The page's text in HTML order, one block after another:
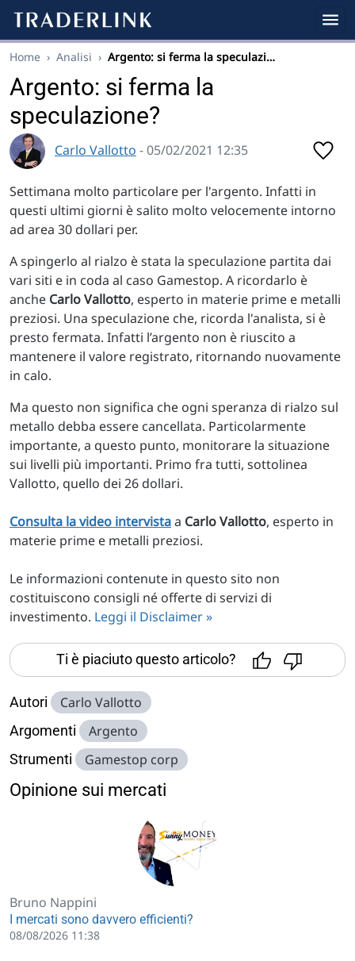
Home › Analisi › Argento: si ferma la speculazi…
Argento: si ferma la
speculazione?
Carlo Vallotto - 05/02/2021 12:35
Settimana molto particolare per l'argento. Infatti in
questi ultimi giorni è salito molto velocemente intorno
ad area 30 dollari per.
A spingerlo al rialzo è stata la speculazione partita dai
vari siti e in coda al caso Gamestop. A ricordarlo è
anche Carlo Vallotto, esperto in materie prime e metalli
preziosi. Una speculazione che, ricorda l'analista, si è
presto fermata. Infatti l’argento non è riuscito a
mantenere il valore registrato, ritornando nuovamente
in calo.
Ma questo non significa che ogni speranza di rialzo sul
metallo debba essere cancellata. Particolarmente
importante, a questo punto, monitorare la situazione
sui livelli più importanti. Primo fra tutti, sottolinea
Vallotto, quello dei 26 dollari.
Consulta la video intervistaa Carlo Vallotto, esperto in
materie prime e metalli preziosi.
Le informazioni contenute in questo sito non
costituiscono consigli né offerte di servizi di
investimento. Leggi il Disclaimer »
Ti è piaciuto questo articolo?
Autori Carlo Vallotto
Argomenti Argento
Strumenti Gamestop corp
Opinione sui mercati
Bruno Nappini
I mercati sono davvero efficienti?
08/08/2026 11:38